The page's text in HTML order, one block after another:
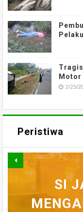
Motor
2/25/
Peristiwa
WARGA
SI